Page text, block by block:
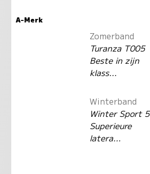
A-Merk
Zomerband
Turanza T005
Beste in zijn
klass...
Winterband
Winter Sport 5
Superieure
latera...